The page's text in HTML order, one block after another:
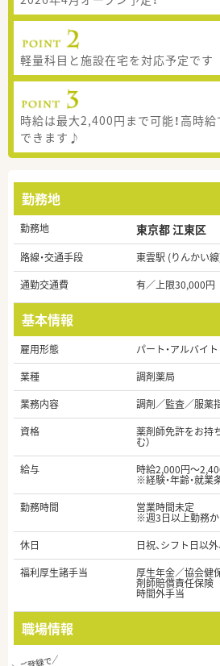
軽量科目と施設在宅を対応予定です
時給は最大2,400円まで可能！高時
できます♪
勤務地
勤務地 東京都 江東区
路線・交通手段
東雲駅 (りんかい
通勤交通費
有／上限30,000円
基本情報
雇用形態
パート・アルバイト
業種
調剤薬局
業務内容
調剤／監査／服薬
資格
薬剤師免許をお持
む）
給与
時給2,000円～
※経験・年齢・就
勤務時間
営業時間未定
※週3日以上勤務
休日
日祝、シフト日以外
福利厚生諸手当
厚生年金／協会健
剤師賠償責任保険
時間外手当
職場情報